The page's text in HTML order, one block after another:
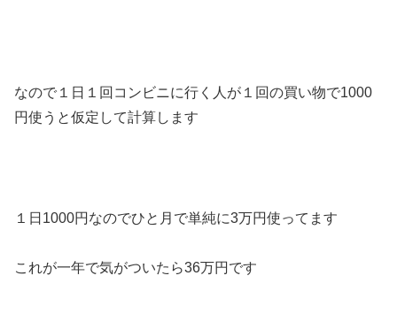
なので１日１回コンビニに行く人が１回の買い物で1000
円使うと仮定して計算します
１日1000円なのでひと月で単純に3万円使ってます
これが一年で気がついたら36万円です